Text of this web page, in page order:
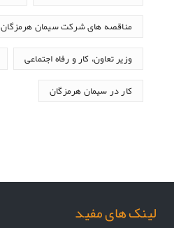
مناقصه های شرکت سیمان هرمزگان
وزیر تعاون، کار و رفاه اجتماعی
کار در سیمان هرمزگان
لینک های مفید